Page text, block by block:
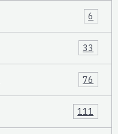
6
33
76
111